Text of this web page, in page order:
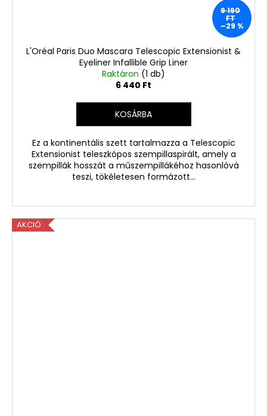
9 190
FT
–29 %
L'Oréal Paris Duo Mascara Telescopic Extensionist &
Eyeliner Infallible Grip Liner
Raktáron (1 db)
6 440 Ft
KOSÁRBA
Ez a kontinentális szett tartalmazza a Telescopic
Extensionist teleszkópos szempillaspirált, amely a
szempillák hosszát a műszempillákéhoz hasonlóvá
teszi, tökéletesen formázott...
AKCIÓ